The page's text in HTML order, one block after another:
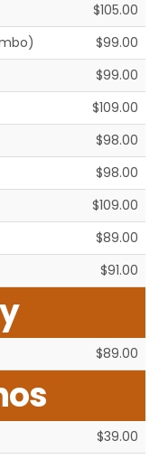
$105.00
$99.00
$99.00
$109.00
$98.00
$98.00
$109.00
$89.00
$91.00
$89.00
$39.00